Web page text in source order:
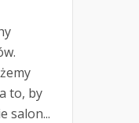
to, by
salon...